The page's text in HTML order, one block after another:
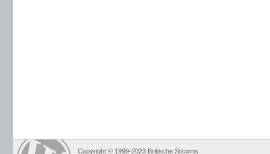
Copyright © 1999-2023 Britische Sitcoms